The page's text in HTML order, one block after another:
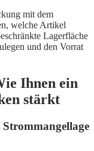
mit dem
welche Artikel
Lagerfläche
und den Vorrat
Ihnen ein
stärkt